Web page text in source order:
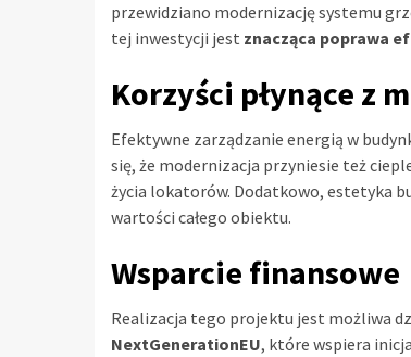
przewidziano modernizację systemu
tej inwestycji jest znacząca poprawa
Korzyści płynące z
Efektywne zarządzanie energią w
się, że modernizacja przyniesie też
życia lokatorów. Dodatkowo, estetyka
wartości całego obiektu.
Wsparcie finansowe
Realizacja tego projektu jest możliwa
NextGenerationEU, które wspiera